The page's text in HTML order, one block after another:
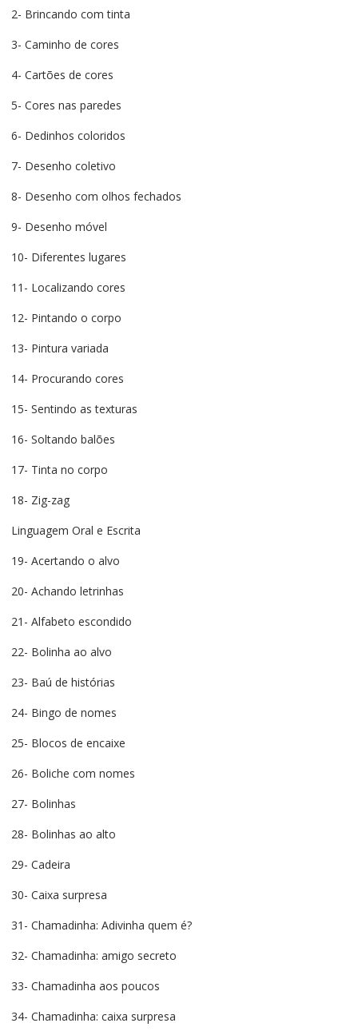
2- Brincando com tinta
3- Caminho de cores
4- Cartões de cores
5- Cores nas paredes
6- Dedinhos coloridos
7- Desenho coletivo
8- Desenho com olhos fechados
9- Desenho móvel
10- Diferentes lugares
11- Localizando cores
12- Pintando o corpo
13- Pintura variada
14- Procurando cores
15- Sentindo as texturas
16- Soltando balões
17- Tinta no corpo
18- Zig-zag
Linguagem Oral e Escrita
19- Acertando o alvo
20- Achando letrinhas
21- Alfabeto escondido
22- Bolinha ao alvo
23- Baú de histórias
24- Bingo de nomes
25- Blocos de encaixe
26- Boliche com nomes
27- Bolinhas
28- Bolinhas ao alto
29- Cadeira
30- Caixa surpresa
31- Chamadinha: Adivinha quem é?
32- Chamadinha: amigo secreto
33- Chamadinha aos poucos
34- Chamadinha: caixa surpresa